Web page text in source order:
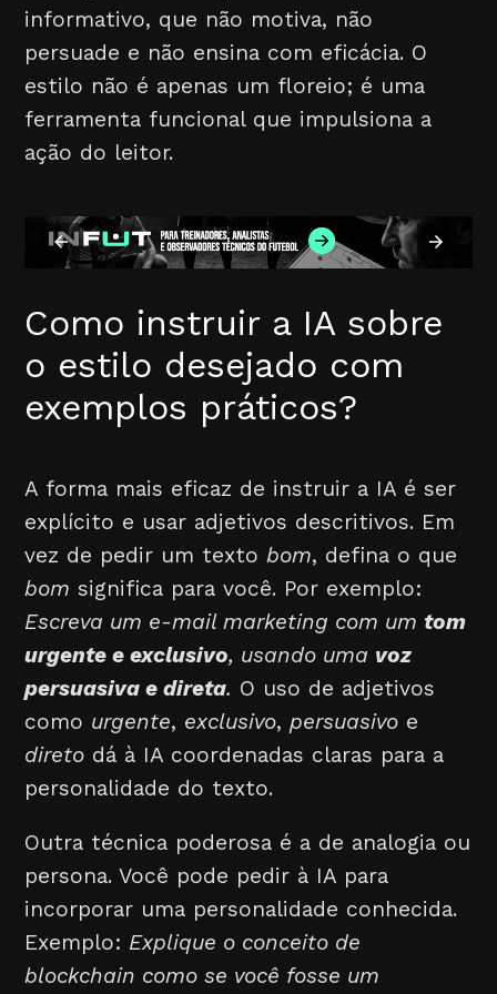
informativo, que não motiva, não
persuade e não ensina com eficácia. O
estilo não é apenas um floreio; é uma
ferramenta funcional que impulsiona a
ação do leitor.
Como instruir a IA sobre
o estilo desejado com
exemplos práticos?
A forma mais eficaz de instruir a IA é ser
explícito e usar adjetivos descritivos. Em
vez de pedir um textobom, defina o que
bom significa para você. Por exemplo:
Escreva um e-mail marketing com um tom
urgente e exclusivo, usando uma voz
persuasiva e direta. O uso de adjetivos
como urgente, exclusivo,persuasivo e
direto dá à IA coordenadas claras para a
personalidade do texto.
Outra técnica poderosa é a de analogia ou
persona. Você pode pedir à IA para
incorporar uma personalidade conhecida.
Exemplo: Explique o conceito de
blockchain como se você fosse um